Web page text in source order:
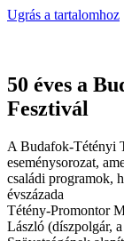
Ugrás a tartalomhoz
50 éves a
Fesztivál
A Budafok‑Tétényi
eseménysorozat,
családi programok,
évszázada
Tétény‑Promontor
László (díszpolgár,